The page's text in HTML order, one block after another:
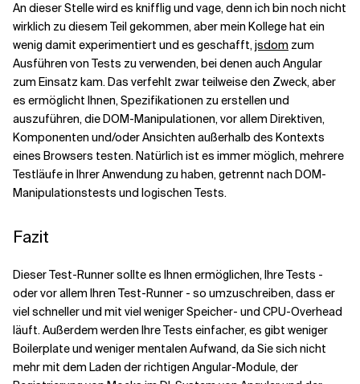
An dieser Stelle wird es knifflig und vage, denn ich bin noch nicht
wirklich zu diesem Teil gekommen, aber mein Kollege hat ein
wenig damit experimentiert und es geschafft,jsdom zum
Ausführen von Tests zu verwenden, bei denen auch Angular
zum Einsatz kam. Das verfehlt zwar teilweise den Zweck, aber
es ermöglicht Ihnen, Spezifikationen zu erstellen und
auszuführen, die DOM-Manipulationen, vor allem Direktiven,
Komponenten und/oder Ansichten außerhalb des Kontexts
eines Browsers testen. Natürlich ist es immer möglich, mehrere
Testläufe in Ihrer Anwendung zu haben, getrennt nach DOM-
Manipulationstests und logischen Tests.
Fazit
Dieser Test-Runner sollte es Ihnen ermöglichen, Ihre Tests -
oder vor allem Ihren Test-Runner - so umzuschreiben, dass er
viel schneller und mit viel weniger Speicher- und CPU-Overhead
läuft. Außerdem werden Ihre Tests einfacher, es gibt weniger
Boilerplate und weniger mentalen Aufwand, da Sie sich nicht
mehr mit dem Laden der richtigen Angular-Module, der